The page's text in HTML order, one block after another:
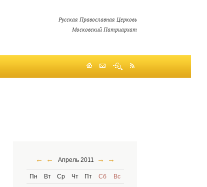
Русская Православная Церковь
Московский Патриархат
← ← Апрель 2011 → →
Пн Вт Ср Чт Пт Сб Вс